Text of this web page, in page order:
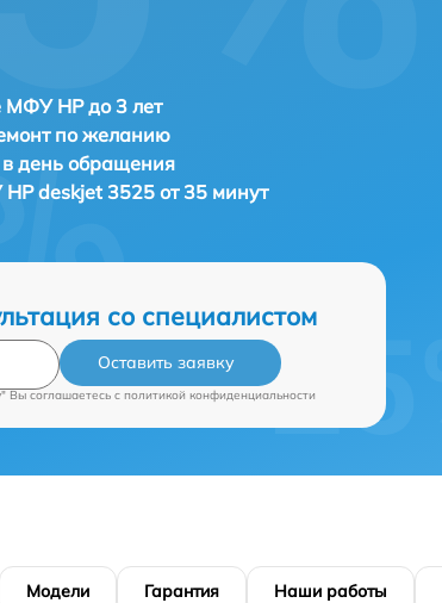
МФУ HP до 3 лет
по желанию
в день обращения
HP deskjet 3525 от 35 минут
со специалистом
Оставить заявку
Вы соглашаетесь c политикой конфиденциальности
Модели Гарантия Наши работы